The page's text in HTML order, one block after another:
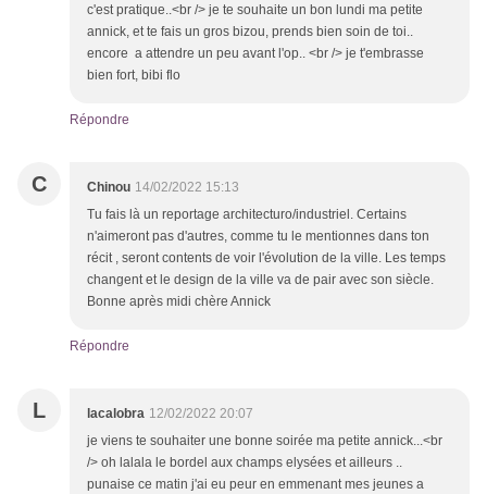
c'est pratique..<br /> je te souhaite un bon lundi ma petite
annick, et te fais un gros bizou, prends bien soin de toi..
encore a attendre un peu avant l'op.. <br /> je t'embrasse
bien fort, bibi flo
Répondre
C Chinou 14/02/2022 15:13
Tu fais là un reportage architecturo/industriel. Certains
n'aimeront pas d'autres, comme tu le mentionnes dans ton
récit , seront contents de voir l'évolution de la ville. Les temps
changent et le design de la ville va de pair avec son siècle.
Bonne après midi chère Annick
Répondre
L lacalobra 12/02/2022 20:07
je viens te souhaiter une bonne soirée ma petite annick...<br
/> oh lalala le bordel aux champs elysées et ailleurs ..
punaise ce matin j'ai eu peur en emmenant mes jeunes a